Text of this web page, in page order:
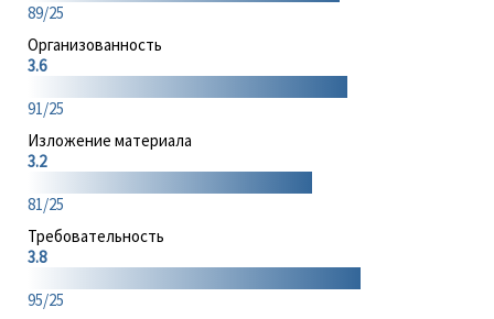
89/25
Организованность
3.6
91/25
Изложение материала
3.2
81/25
Требовательность
3.8
95/25